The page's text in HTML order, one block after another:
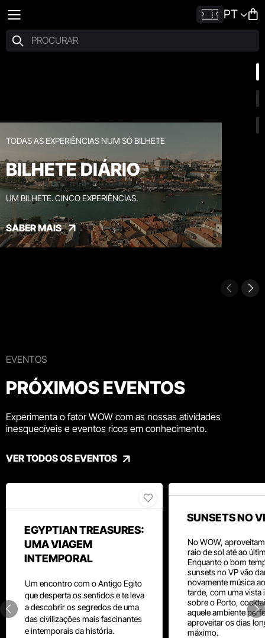
PT
TODAS AS EXPERIÊNCIAS NUM SÓ BILHETE
BILHETE DIÁRIO
UM BILHETE. CINCO EXPERIÊNCIAS.
SABER MAIS
EVENTOS
PRÓXIMOS EVENTOS
Experimenta o fator WOW com as nossas atividades
inesquecíveis e eventos ricos em conhecimento.
VER TODOS OS EVENTOS
EGYPTIAN TREASURES:
UMA VIAGEM
INTEMPORAL
Um encontro com oAntigo Egito
que desperta os sentidos e te leva
a descobrir os segredos de uma
das civilizações mais fascinantes
e intemporais da história.
SUNSETS NO
No WOW,
raio de sol até ao
Enquanto o bom
sunsets no VP vão
novamente música
tarde, com uma vista
sobre o Porto,
aquele ambiente
aproveitar os dias
máximo.